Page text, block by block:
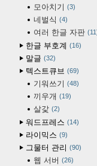
모아치기 3
네벌식 4
여러 한글 자판 11
한글 부호계 16
말글 32
텍스트큐브 69
기워쓰기 48
끼우개 19
살갗 2
워드프레스 14
라이믹스 9
그물터 관리 90
웹 서버 26